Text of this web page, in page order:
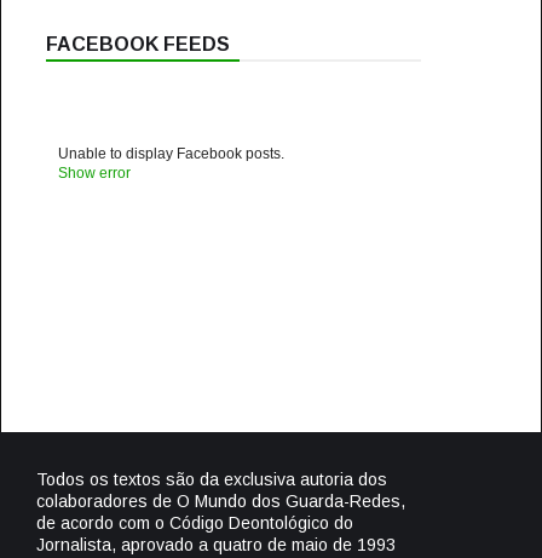
FACEBOOK FEEDS
Unable to display Facebook posts.
Show error
Todos os textos são da exclusiva autoria dos
colaboradores de O Mundo dos Guarda-Redes,
de acordo com o Código Deontológico do
Jornalista, aprovado a quatro de maio de 1993